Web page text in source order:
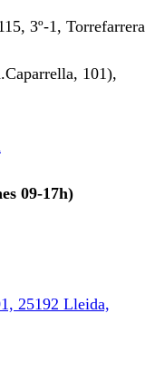
3º-1, Torrefarrera
101),
09-17h)
25192 Lleida,